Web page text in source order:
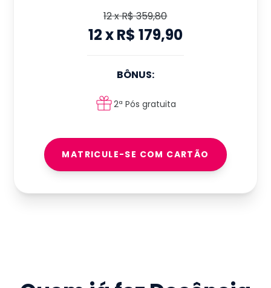
12xR$ 359,80
12xR$ 179,90
BÔNUS:
2ª Pós gratuita
MATRICULE-SE COM CARTÃO